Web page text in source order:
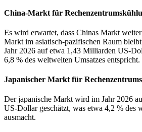
China-Markt für
Es wird erwartet, dass Chinas Markt
Markt im asiatisch-pazifischen Raum
Jahr 2026 auf etwa 1,43 Milliarden US-
6,8 % des weltweiten Umsatzes entspricht.
Japanischer Markt für
Der japanische Markt wird im Jahr 2026
US-Dollar geschätzt, was etwa 4,2 % des
ausmacht.